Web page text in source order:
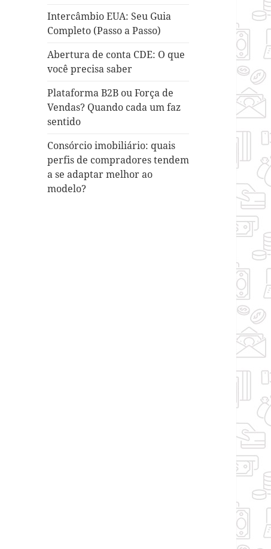
Intercâmbio EUA: Seu Guia
Completo (Passo a Passo)
Abertura de conta CDE: O que
você precisa saber
Plataforma B2B ou Força de
Vendas? Quando cada um faz
sentido
Consórcio imobiliário: quais
perfis de compradores tendem
a se adaptar melhor ao
modelo?